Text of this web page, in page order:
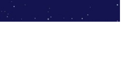
de Lune surplombe l’étoile